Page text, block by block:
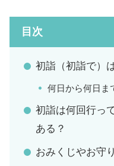
目次
初詣（初詣で）
何日から何日ま
初詣は何回行っ
ある？
おみくじやお守